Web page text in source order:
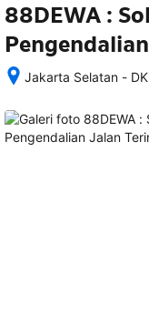
88DEWA :
Jakarta Selatan -
memesan,
semua
rincian